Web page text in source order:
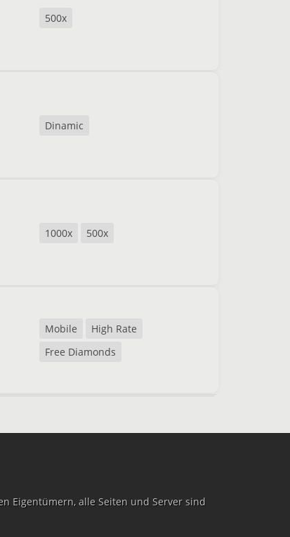
500x
Dinamic
1000x 500x
Mobile
High Rate
Free Diamonds
Eigentümern, alle Seiten und Server sind